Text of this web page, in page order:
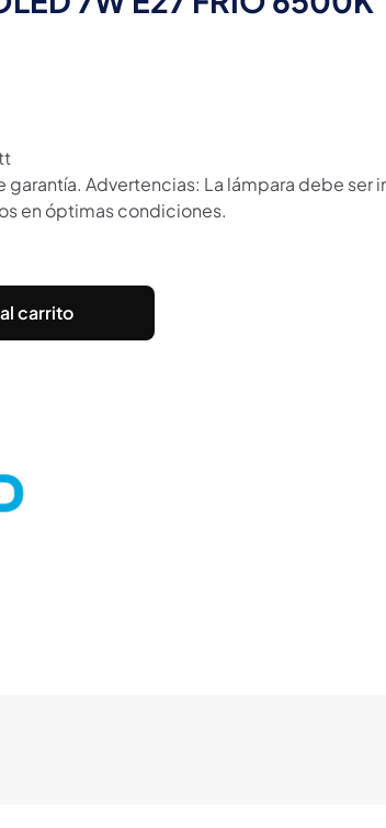
Advertencias: La lámpara debe ser
en óptimas condiciones.
carrito